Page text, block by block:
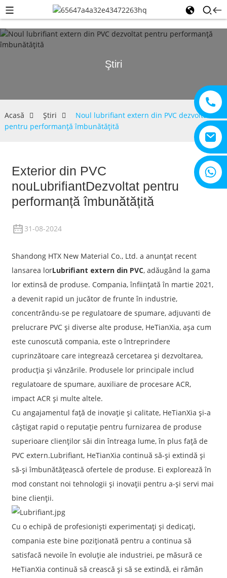
Ştiri
Acasă Ştiri
Noul lubrifiant extern din PVC dezvoltat
pentru performanță îmbunătățită
Exterior din PVC
nouLubrifiantDezvoltat pentru
performanță îmbunătățită
31-08-2024
Shandong HTX New Material Co., Ltd. a anunțat recent
lansarea lorLubrifiant extern din PVC, adăugând la gama
lor extinsă de produse. Compania, înființată în martie 2021,
a devenit rapid un jucător de frunte în industrie,
concentrându-se pe regulatoare de spumare, adjuvanti de
prelucrare PVC și diverse alte produse, HeTianXia, așa cum
este cunoscută compania, este o întreprindere
cuprinzătoare care integrează cercetarea și dezvoltarea,
producția și vânzările. Produsele lor principale includ
regulatoare de spumare, auxiliare de procesare ACR,
impact ACR și multe altele.
Cu angajamentul față de inovație și calitate, HeTianXia și-a
câștigat rapid o reputație pentru furnizarea de produse
superioare clienților săi din întreaga lume, în plus față de
PVC extern.Lubrifiant, HeTianXia continuă să-și extindă și
să-și îmbunătățească ofertele de produse. Ei explorează în
mod constant noi tehnologii și inovații pentru a-și servi mai
bine clienții.
Cu o echipă de profesioniști experimentați și dedicați,
compania este bine poziționată pentru a continua să
satisfacă nevoile în evoluție ale industriei, pe măsură ce
HeTianXia continuă să crească și să se extindă, ei rămân